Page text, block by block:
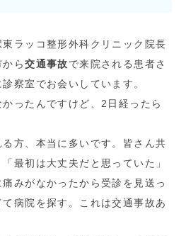
ラッコ整形外科クリニック院長
から交通事故で来院される患者さ
察室でお会いしています。
かったんですけど、2日経ったら
方、本当に多いです。皆さん共
最初は大丈夫だと思っていた」
みがなかったから受診を見送っ
病院を探す。これは交通事故あ